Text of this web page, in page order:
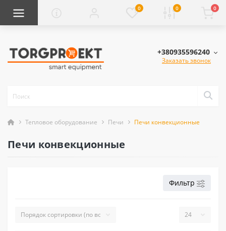
0 0 0
+380935596240
Заказать звонок
Тепловое оборудование Печи Печи конвекционные
Печи конвекционные
Фильтр